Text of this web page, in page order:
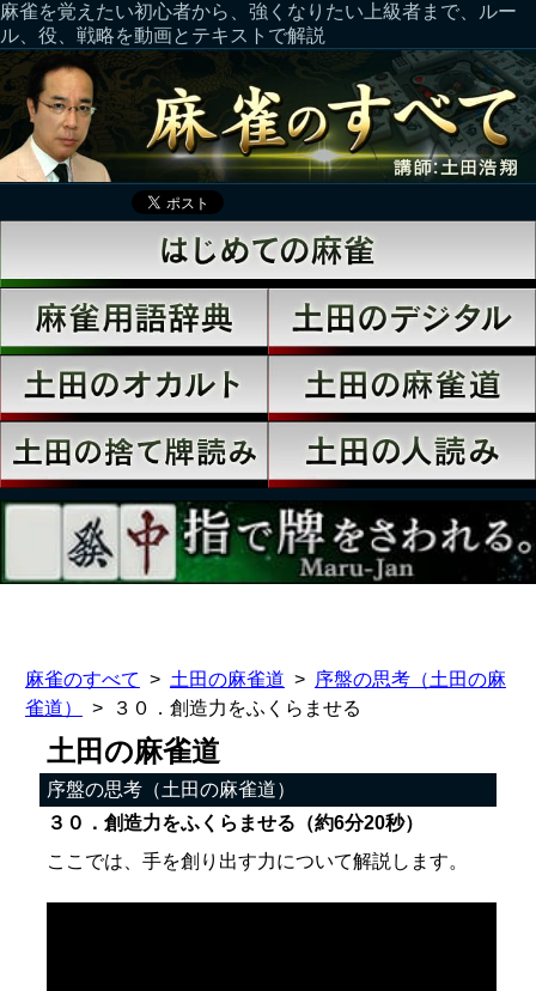
麻雀を覚えたい初心者から、強くなりたい上級者まで、ルー
ル、役、戦略を動画とテキストで解説
麻雀のすべて 土田の麻雀道
序盤の思考（土田の麻
雀道）
３０．創造力をふくらませる
土田の麻雀道
序盤の思考（土田の麻雀道）
３０．創造力をふくらませる（約6分20秒）
ここでは、手を創り出す力について解説します。